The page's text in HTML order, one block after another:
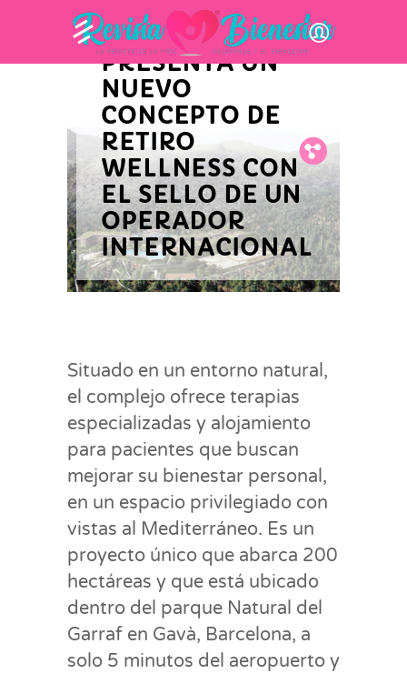
Fb.
Tw.
Pin.
EMPRESARIAL
ADEQUA
PRESENTA UN
NUEVO
CONCEPTO DE
RETIRO
WELLNESS CON
EL SELLO DE UN
OPERADOR
INTERNACIONAL
Situado en un entorno natural,
el complejo ofrece terapias
especializadas y alojamiento
para pacientes que buscan
mejorar su bienestar personal,
en un espacio privilegiado con
vistas al Mediterráneo. Es un
proyecto único que abarca 200
hectáreas y que está ubicado
dentro del parque Natural del
Garraf en Gavà, Barcelona, a
solo 5 minutos del aeropuerto y